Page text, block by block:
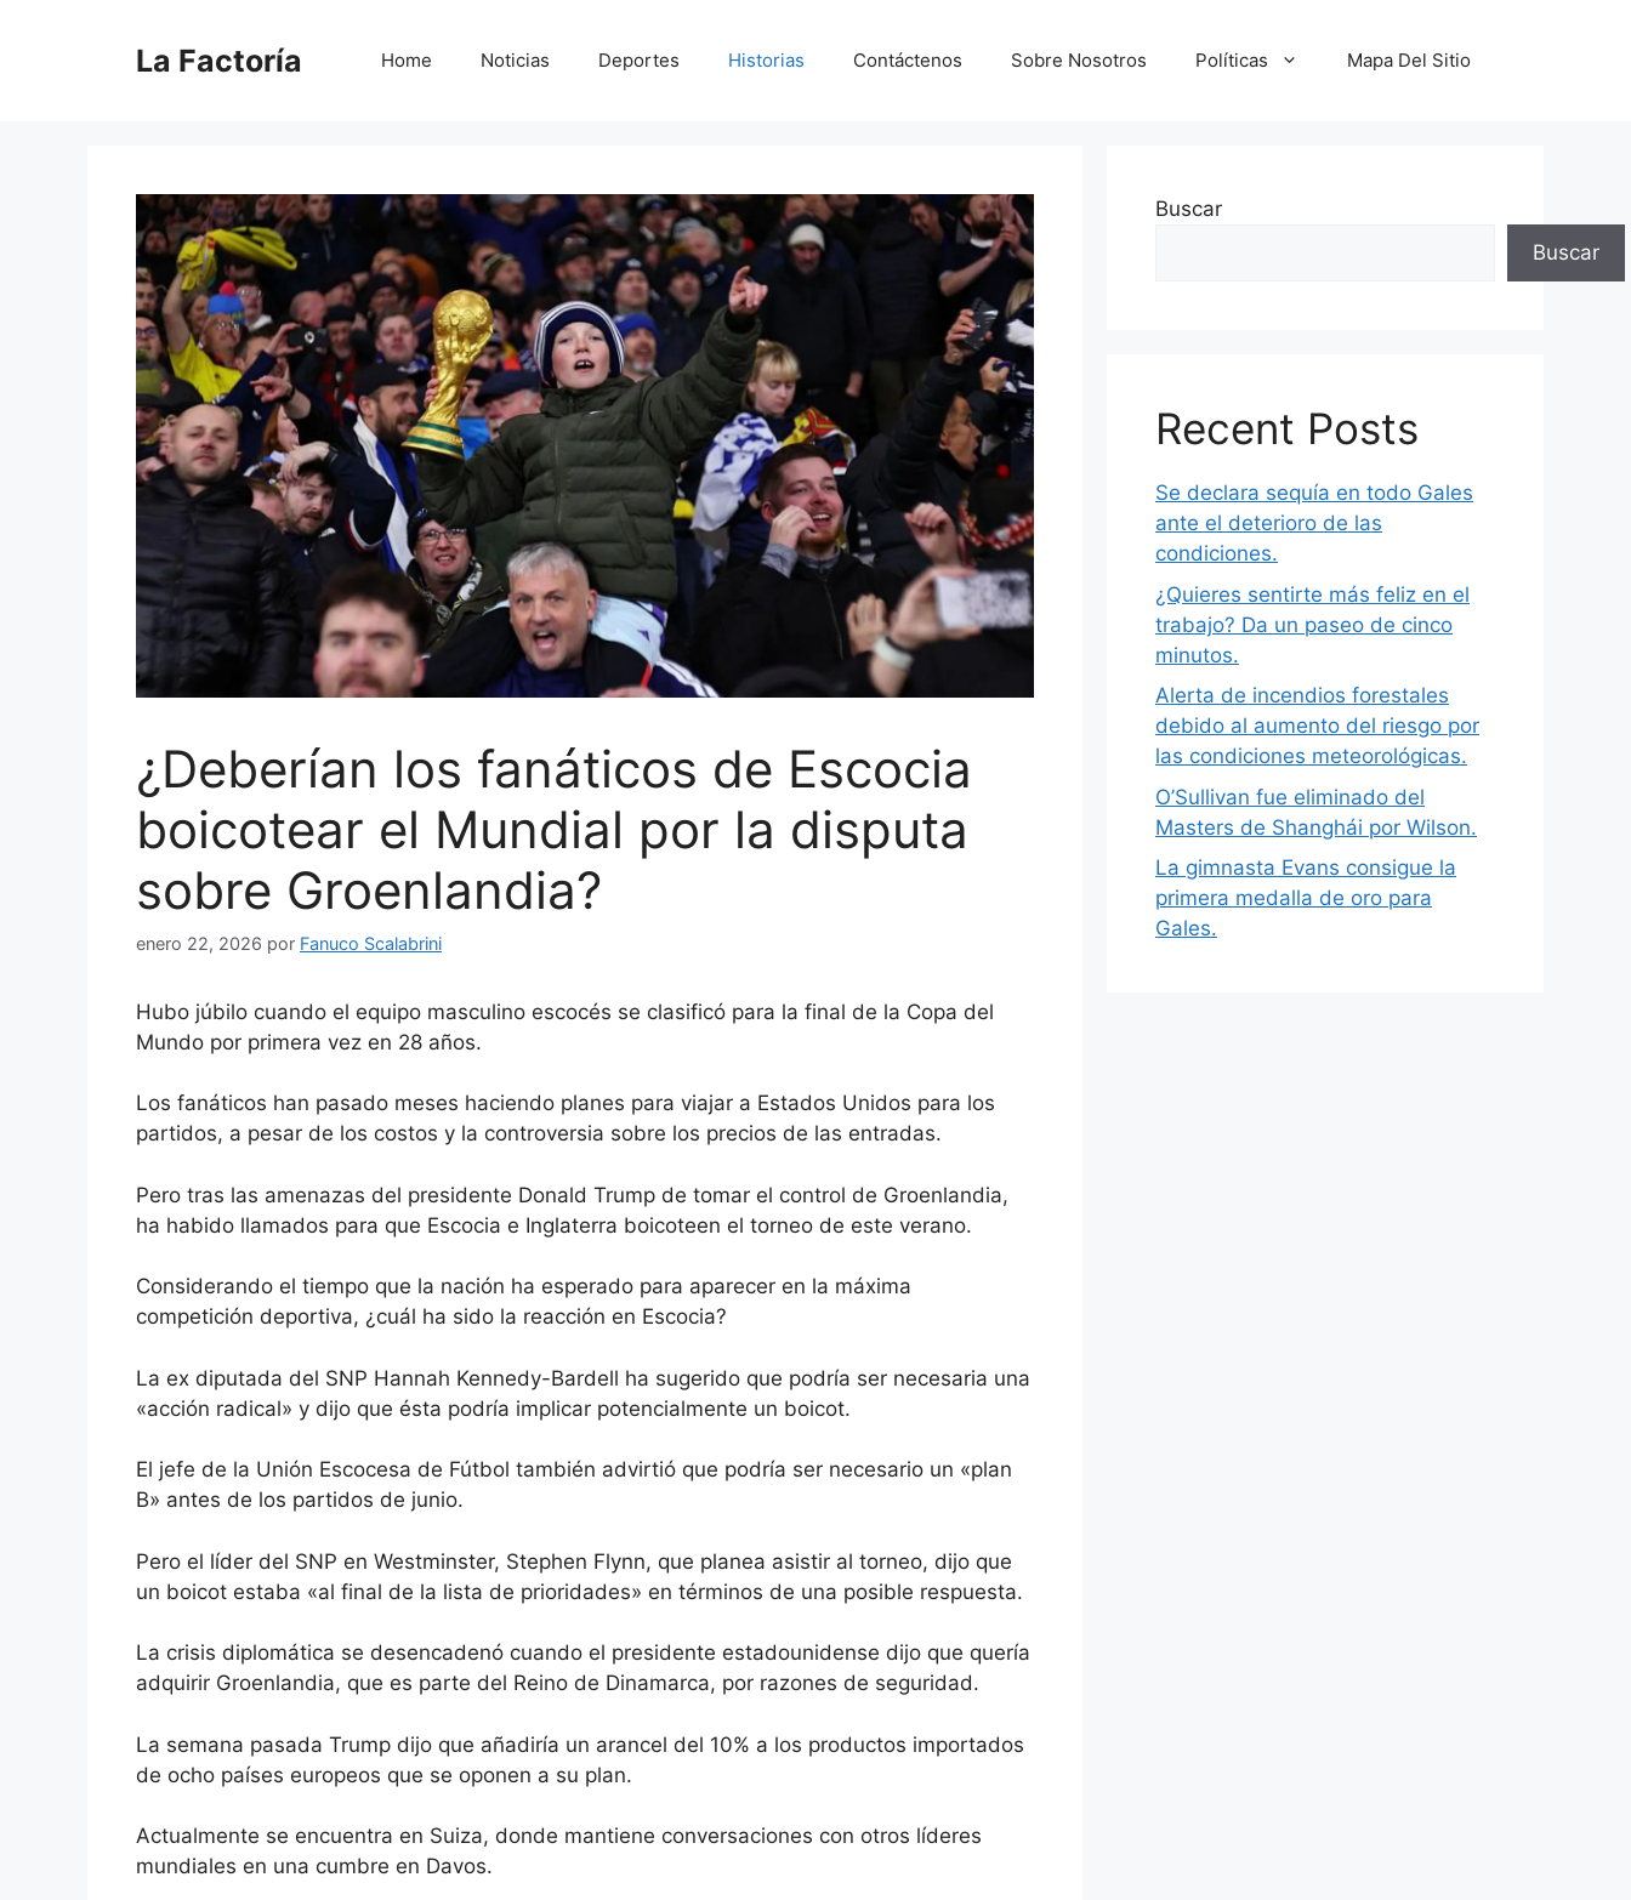
La Factoría Home Noticias Deportes Historias Contáctenos Sobre Nosotros Políticas Mapa Del Sitio
¿Deberían los fanáticos de Escocia
boicotear el Mundial por la disputa
sobre Groenlandia?
enero 22, 2026 por Fanuco Scalabrini
Hubo júbilo cuando el equipo masculino escocés se clasificó para la final de la Copa del
Mundo por primera vez en 28 años.
Los fanáticos han pasado meses haciendo planes para viajar a Estados Unidos para los
partidos, a pesar de los costos y la controversia sobre los precios de las entradas.
Pero tras las amenazas del presidente Donald Trump de tomar el control de Groenlandia,
ha habido llamados para que Escocia e Inglaterra boicoteen el torneo de este verano.
Considerando el tiempo que la nación ha esperado para aparecer en la máxima
competición deportiva, ¿cuál ha sido la reacción en Escocia?
La ex diputada del SNP Hannah Kennedy-Bardell ha sugerido que podría ser necesaria una
«acción radical» y dijo que ésta podría implicar potencialmente un boicot.
El jefe de la Unión Escocesa de Fútbol también advirtió que podría ser necesario un «plan
B» antes de los partidos de junio.
Pero el líder del SNP en Westminster, Stephen Flynn, que planea asistir al torneo, dijo que
un boicot estaba «al final de la lista de prioridades» en términos de una posible respuesta.
La crisis diplomática se desencadenó cuando el presidente estadounidense dijo que quería
adquirir Groenlandia, que es parte del Reino de Dinamarca, por razones de seguridad.
La semana pasada Trump dijo que añadiría un arancel del 10% a los productos importados
de ocho países europeos que se oponen a su plan.
Actualmente se encuentra en Suiza, donde mantiene conversaciones con otros líderes
mundiales en una cumbre en Davos.
Buscar
Buscar
Recent Posts
Se declara sequía en todo Gales
ante el deterioro de las
condiciones.
¿Quieres sentirte más feliz en el
trabajo? Da un paseo de cinco
minutos.
Alerta de incendios forestales
debido al aumento del riesgo por
las condiciones meteorológicas.
O’Sullivan fue eliminado del
Masters de Shanghái por Wilson.
La gimnasta Evans consigue la
primera medalla de oro para
Gales.